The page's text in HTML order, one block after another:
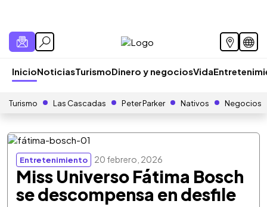
InicioNoticiasTurismoDinero y negociosVida
Turismo Las Cascadas Peter Parker Nativos Negocios
Entretenimiento 20 febrero, 2026
Miss Universo Fátima Bosch
se descompensa en desfile